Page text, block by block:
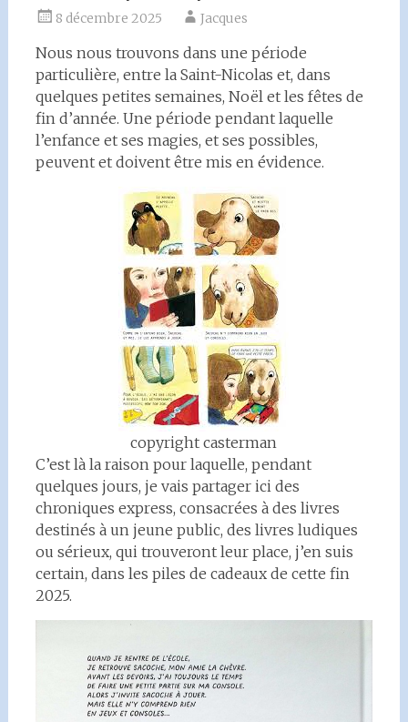
8 décembre 2025 Jacques
Nous nous trouvons dans une période
particulière, entre la Saint-Nicolas et, dans
quelques petites semaines, Noël et les fêtes de
fin d’année. Une période pendant laquelle
l’enfance et ses magies, et ses possibles,
peuvent et doivent être mis en évidence.
copyright casterman
C’est là la raison pour laquelle, pendant
quelques jours, je vais partager ici des
chroniques express, consacrées à des livres
destinés à un jeune public, des livres ludiques
ou sérieux, qui trouveront leur place, j’en suis
certain, dans les piles de cadeaux de cette fin
2025.